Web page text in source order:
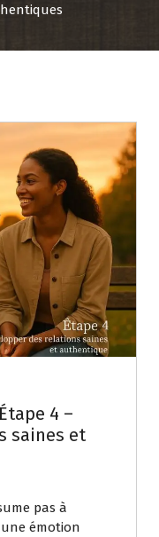
4 –
saines et
pas à
émotion